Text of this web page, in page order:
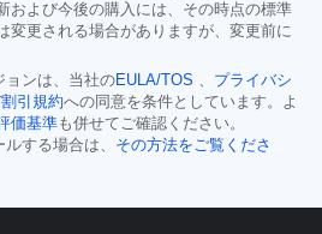
および今後の購入には、その時点の標準
変更される場合がありますが、変更前に
ョンは、当社のEULA/TOS 、 プライバシ
割引規約への同意を条件としています。よ
価基準も併せてご確認ください。
する場合は、 その方法をご覧くださ